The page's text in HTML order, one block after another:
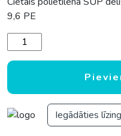
9,6 PE
Polietilēna cietais SUP
Iegādāties